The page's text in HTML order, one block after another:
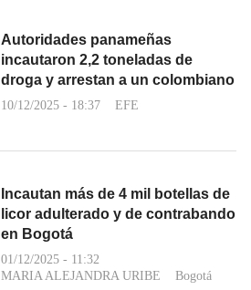
Autoridades panameñas
incautaron 2,2 toneladas de
droga y arrestan a un colombiano
10/12/2025 - 18:37 EFE
Incautan más de 4 mil botellas de
licor adulterado y de contrabando
en Bogotá
01/12/2025 - 11:32
MARIA ALEJANDRA URIBE
Bogotá